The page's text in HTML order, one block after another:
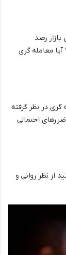
رصد
معامله گری
گری در نظر گرفته
احتمالی
از نظر روانی و